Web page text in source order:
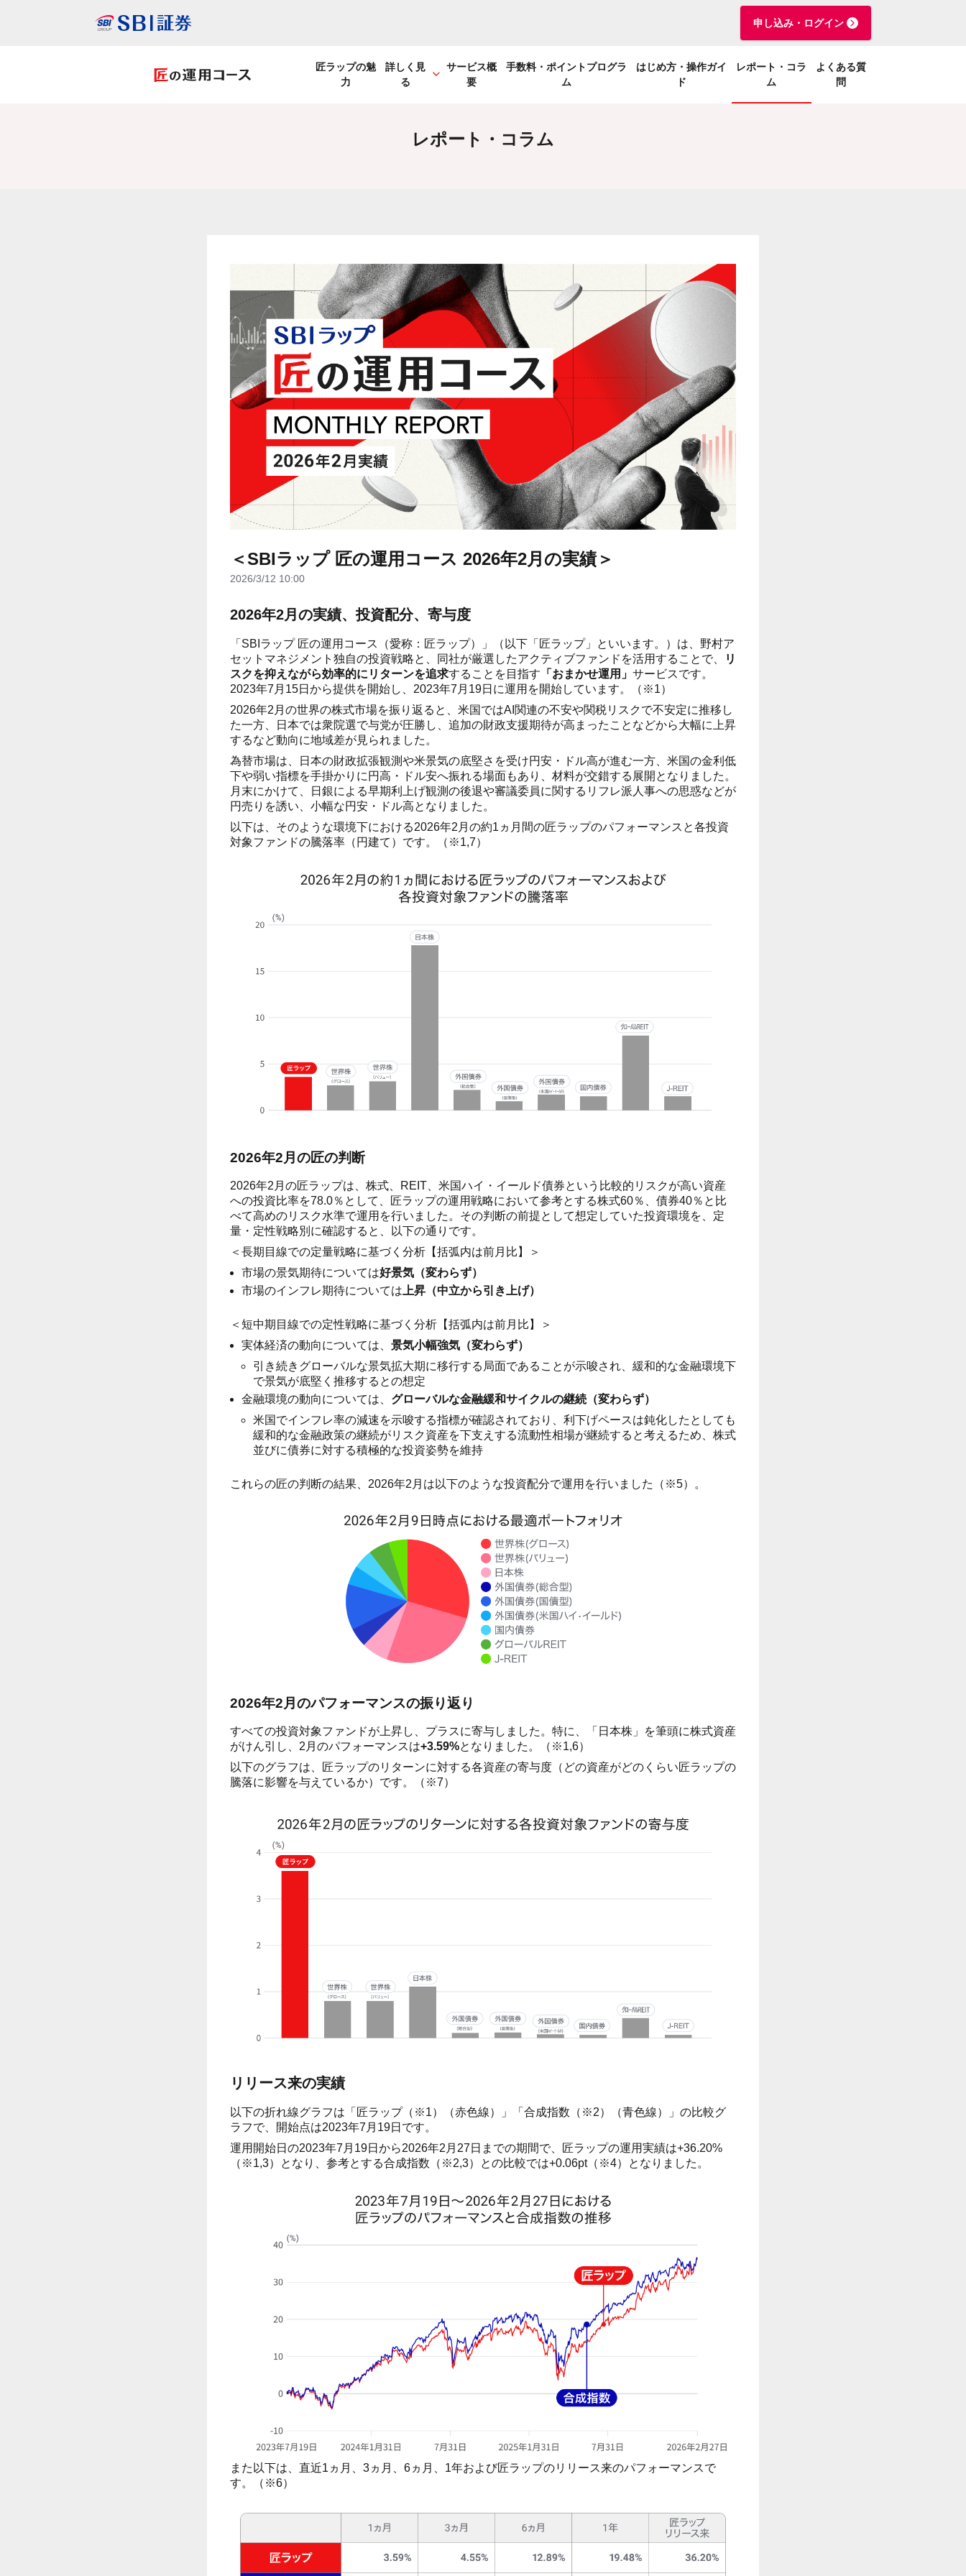
申し込み・ログイン
匠ラップの魅
力
詳しく見
る
サービス概
要
手数料・ポイントプログラ
ム
はじめ方・操作ガイ
ド
レポート・コラ
ム
よくある質
問
レポート・コラム
＜SBIラップ 匠の運用コース 2026年2月の実績＞
2026/3/12 10:00
2026年2月の実績、投資配分、寄与度
「SBIラップ 匠の運用コース（愛称：匠ラップ）」（以下「匠ラップ」といいます。）は、野村ア
セットマネジメント独自の投資戦略と、同社が厳選したアクティブファンドを活用することで、
リ
スクを抑えながら効率的にリターンを追求することを目指す 「おまかせ運用」 サービスです。
2023年7月15日から提供を開始し、2023年7月19日に運用を開始しています。（※1）
2026年2月の世界の株式市場を振り返ると、米国ではAI関連の不安や関税リスクで不安定に推移し
た一方、日本では衆院選で与党が圧勝し、追加の財政支援期待が高まったことなどから大幅に上昇
するなど動向に地域差が見られました。
為替市場は、日本の財政拡張観測や米景気の底堅さを受け円安・ドル高が進む一方、米国の金利低
下や弱い指標を手掛かりに円高・ドル安へ振れる場面もあり、材料が交錯する展開となりました。
月末にかけて、日銀による早期利上げ観測の後退や審議委員に関するリフレ派人事への思惑などが
円売りを誘い、小幅な円安・ドル高となりました。
以下は、そのような環境下における2026年2月の約1ヵ月間の匠ラップのパフォーマンスと各投資
対象ファンドの騰落率（円建て）です。（※1,7）
2026年2月の匠の判断
2026年2月の匠ラップは、株式、REIT、米国ハイ・イールド債券という比較的リスクが高い資産
への投資比率を78.0％として、匠ラップの運用戦略において参考とする株式60％、債券40％と比
べて高めのリスク水準で運用を行いました。その判断の前提として想定していた投資環境を、定
量・定性戦略別に確認すると、以下の通りです。
＜長期目線での定量戦略に基づく分析【括弧内は前月比】＞
市場の景気期待については好景気（変わらず）
市場のインフレ期待については 上昇（中立から引き上げ）
＜短中期目線での定性戦略に基づく分析【括弧内は前月比】＞
実体経済の動向については、 景気小幅強気（変わらず）
引き続きグローバルな景気拡大期に移行する局面であることが示唆され、緩和的な金融環境下
で景気が底堅く推移するとの想定
金融環境の動向については、 グローバルな金融緩和サイクルの継続（変わらず）
米国でインフレ率の減速を示唆する指標が確認されており、利下げペースは鈍化したとしても
緩和的な金融政策の継続がリスク資産を下支えする流動性相場が継続すると考えるため、株式
並びに債券に対する積極的な投資姿勢を維持
これらの匠の判断の結果、2026年2月は以下のような投資配分で運用を行いました（※5）。
2026年2月のパフォーマンスの振り返り
すべての投資対象ファンドが上昇し、プラスに寄与しました。特に、「日本株」を筆頭に株式資産
がけん引し、2月のパフォーマンスは+3.59%となりました。（※1,6）
以下のグラフは、匠ラップのリターンに対する各資産の寄与度（どの資産がどのくらい匠ラップの
騰落に影響を与えているか）です。（※7）
リリース来の実績
以下の折れ線グラフは「匠ラップ（※1）（赤色線）」「合成指数（※2）（青色線）」の比較グ
ラフで、開始点は2023年7月19日です。
運用開始日の2023年7月19日から2026年2月27日までの期間で、匠ラップの運用実績は+36.20%
（※1,3）となり、参考とする合成指数（※2,3）との比較では+0.06pt（※4）となりました。
また以下は、直近1ヵ月、3ヵ月、6ヵ月、1年および匠ラップのリリース来のパフォーマンスで
す。（※6）